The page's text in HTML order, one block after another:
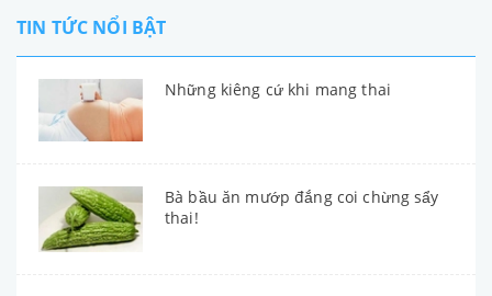
TIN TỨC NỔI BẬT
Những kiêng cứ khi mang thai
Bà bầu ăn mướp đắng coi chừng sẩy
thai!